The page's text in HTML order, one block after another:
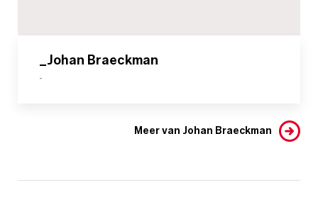
_Johan Braeckman
-
Meer van Johan Braeckman